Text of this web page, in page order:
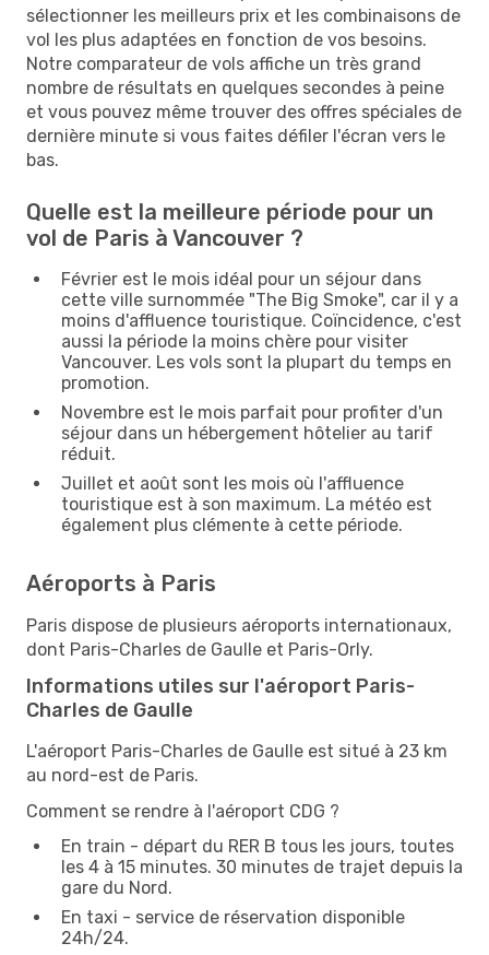
sélectionner les meilleurs prix et les combinaisons de
vol les plus adaptées en fonction de vos besoins.
Notre comparateur de vols affiche un très grand
nombre de résultats en quelques secondes à peine
et vous pouvez même trouver des offres spéciales de
dernière minute si vous faites défiler l'écran vers le
bas.
Quelle est la meilleure période pour un
vol de Paris à Vancouver ?
Février est le mois idéal pour un séjour dans
cette ville surnommée "The Big Smoke", car il y a
moins d'affluence touristique. Coïncidence, c'est
aussi la période la moins chère pour visiter
Vancouver. Les vols sont la plupart du temps en
promotion.
Novembre est le mois parfait pour profiter d'un
séjour dans un hébergement hôtelier au tarif
réduit.
Juillet et août sont les mois où l'affluence
touristique est à son maximum. La météo est
également plus clémente à cette période.
Aéroports à Paris
Paris dispose de plusieurs aéroports internationaux,
dont Paris-Charles de Gaulle et Paris-Orly.
Informations utiles sur l'aéroport Paris-
Charles de Gaulle
L'aéroport Paris-Charles de Gaulle est situé à 23 km
au nord-est de Paris.
Comment se rendre à l'aéroport CDG ?
En train - départ du RER B tous les jours, toutes
les 4 à 15 minutes. 30 minutes de trajet depuis la
gare du Nord.
En taxi - service de réservation disponible
24h/24.